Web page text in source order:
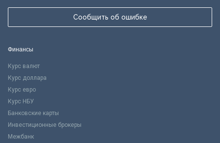
Сообщить об ошибке
Финансы
Курс валют
Курс доллара
Курс евро
Курс НБУ
Банковские карты
Инвестиционные брокеры
Межбанк